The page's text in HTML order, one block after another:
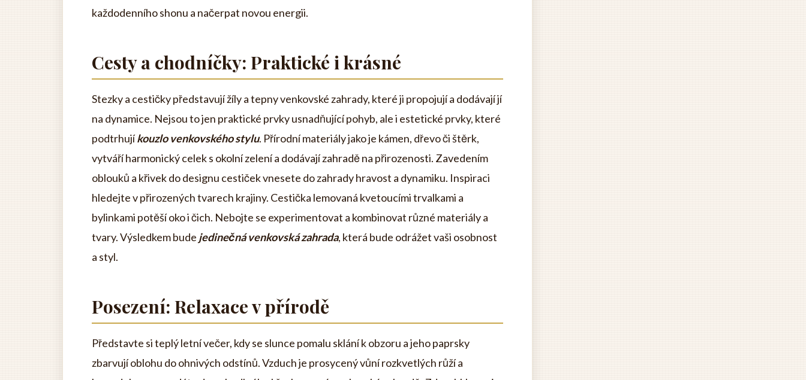
každodenního shonu a načerpat novou energii.
Cesty a chodníčky: Praktické i krásné
Stezky a cestičky představují žíly a tepny venkovské zahrady, které ji propojují a dodávají jí
na dynamice. Nejsou to jen praktické prvky usnadňující pohyb, ale i estetické prvky, které
podtrhujíkouzlo venkovského stylu. Přírodní materiály jako je kámen, dřevo či štěrk,
vytváří harmonický celek s okolní zelení a dodávají zahradě na přirozenosti. Zavedením
oblouků a křivek do designu cestiček vnesete do zahrady hravost a dynamiku. Inspiraci
hledejte v přirozených tvarech krajiny. Cestička lemovaná kvetoucími trvalkami a
bylinkami potěší oko i čich. Nebojte se experimentovat a kombinovat různé materiály a
tvary. Výsledkem bude jedinečná venkovská zahrada, která bude odrážet vaši osobnost
a styl.
Posezení: Relaxace v přírodě
Představte si teplý letní večer, kdy se slunce pomalu sklání k obzoru a jeho paprsky
zbarvují oblohu do ohnivých odstínů. Vzduch je prosycený vůní rozkvetlých růží a